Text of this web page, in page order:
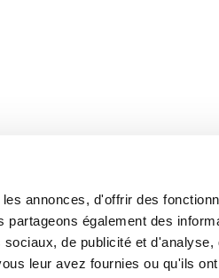
annonces, d'offrir des
également des
de publicité et d'analyse,
leur avez fournies ou qu'ils ont